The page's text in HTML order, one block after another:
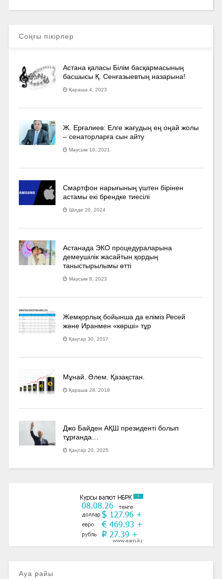
Соңғы пікірлер
Астана қаласы Білім басқармасының
басшысы Қ. Сенғазыевтың назарына!
Қараша 4, 2023
Ж. Ерғалиев: Елге жағудың ең оңай жолы
– сенаторларға сын айту
Маусым 10, 2021
Смартфон нарығының үштен бірінен
астамы екі брендке тиесілі
Шілде 20, 2024
Астанада ЭКО процедураларына
демеушілік жасайтын қордың
таныстырылымы өтті
Маусым 8, 2023
Жемқорлық бойынша да еліміз Ресей
және Иранмен «көрші» тұр
Қаңтар 30, 2017
Мұнай. Әлем. Қазақстан.
Қараша 28, 2018
Джо Байден АҚШ президенті болып
тұрғанда…
Қаңтар 20, 2025
Ауа райы